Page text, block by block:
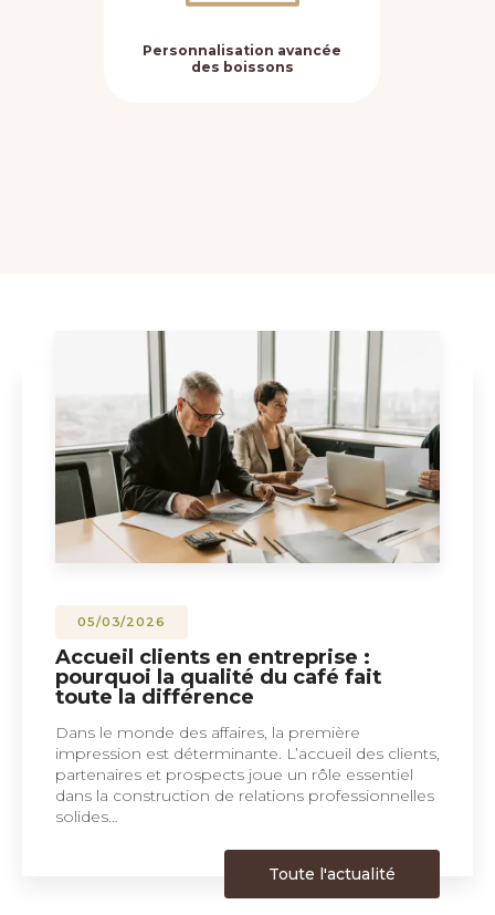
Personnalisation avancée
des boissons
05/03/2026
Accueil clients en entreprise :
pourquoi la qualité du café fait
toute la différence
Dans le monde des affaires, la première
impression est déterminante. L’accueil des clients,
partenaires et prospects joue un rôle essentiel
dans la construction de relations professionnelles
solides…
Toute l'actualité